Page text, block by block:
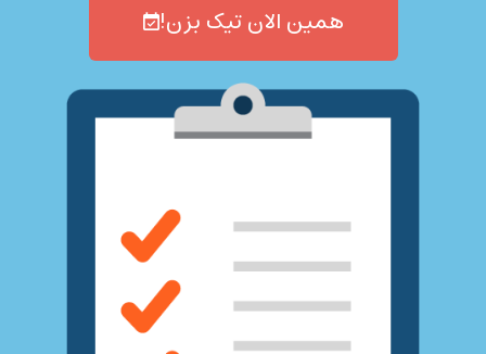
همین الان تیک بزن!